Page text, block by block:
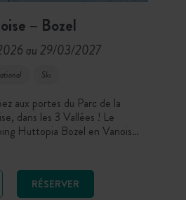
– Bozel
au 29/03/2027
Ski
aux portes du Parc de la
dans les 3 Vallées ! Le
Huttopia Bozel en Vanoise
entre sommets alpins,
savoyards et grands espaces.
RÉSERVER